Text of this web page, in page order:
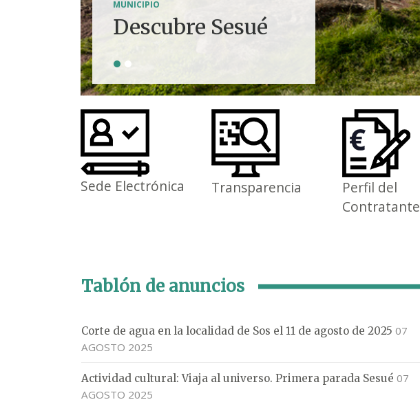
MUNICIPIO
Descubre Sesué
aventuras
Sede Electrónica Transparencia
Perfil del
Contratante
Tablón de anuncios
Corte de agua en la localidad de Sos el 11 de agosto de 2025 07
AGOSTO 2025
Actividad cultural: Viaja al universo. Primera parada Sesué 07
AGOSTO 2025